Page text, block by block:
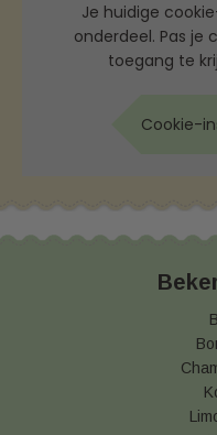
Je huidige
onderdeel. Pas je
toegang te
Cookie-